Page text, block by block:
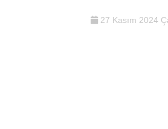
27 Kasım 2024